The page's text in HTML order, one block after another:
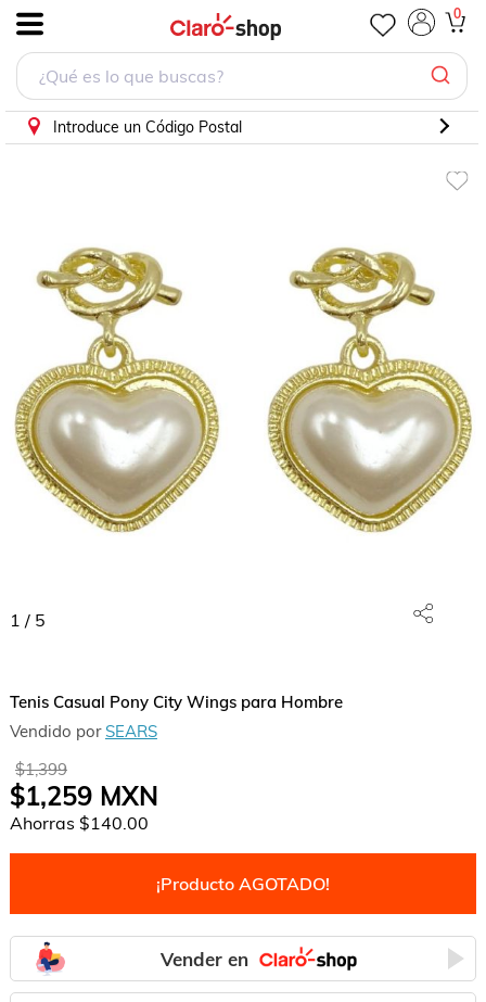
0
Introduce un Código Postal
1 / 5
Tenis Casual Pony City Wings para Hombre
Vendido por SEARS
$1,399
$1,259MXN
Ahorras $140.00
¡Producto AGOTADO!
Vender en
Tenis Casual Pony City Wings para Hombre